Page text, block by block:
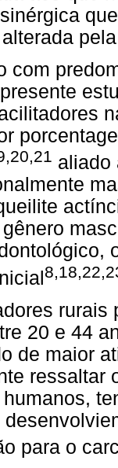
com
aliado
20 e 44
de maior
ressaltar
para o